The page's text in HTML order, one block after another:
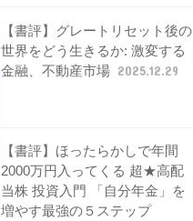
【書評】グレートリセット後の
世界をどう生きるか: 激変する
金融、不動産市場 2025.12.29
【書評】ほったらかしで年間
2000万円入ってくる 超★高配
当株 投資入門 「自分年金」を
増やす最強の５ステップ